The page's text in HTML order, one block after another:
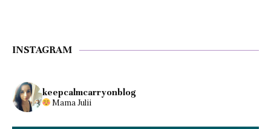
INSTAGRAM
keepcalmcarryonblog
Mama Julii